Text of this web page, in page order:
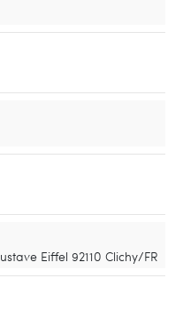
Eiffel 92110 Clichy/FR